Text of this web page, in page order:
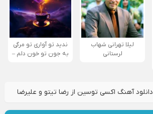
لیلا تهرانی شهاب
لرستانی
ندید تو آواری تو مرگی
به جون تو خون دلم –
دانلود آهنگ اکسی توسین از رضا تیتو و علیرضا